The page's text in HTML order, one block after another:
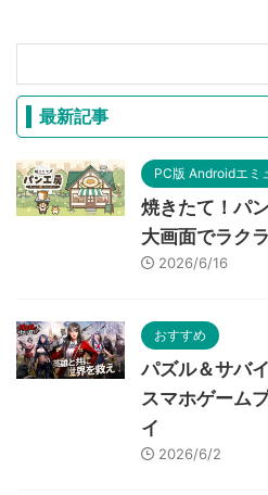
最新記事
PC版 Androidエミ
焼きたて！パ
大画面でラク
2026/6/16
おすすめ
パズル＆サバ
スマホゲーム
イ
2026/6/2